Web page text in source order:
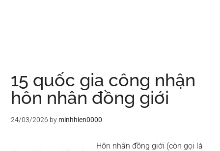
15 quốc gia công nhận
hôn nhân đồng giới
24/03/2026 by minhhien0000
Hôn nhân đồng giới (còn gọi là